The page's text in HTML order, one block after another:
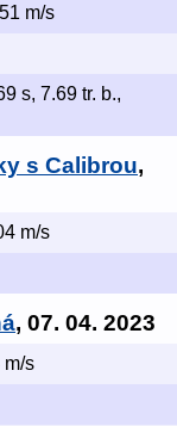
m/s
s, 7.69 tr. b.,
s Calibrou,
m/s
, 07. 04. 2023
m/s